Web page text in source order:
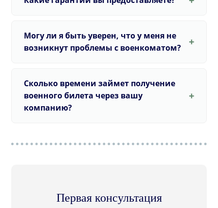
Могу ли я быть уверен, что у меня не
возникнут проблемы с военкоматом?
Сколько времени займет получение
военного билета через вашу
компанию?
Первая консультация